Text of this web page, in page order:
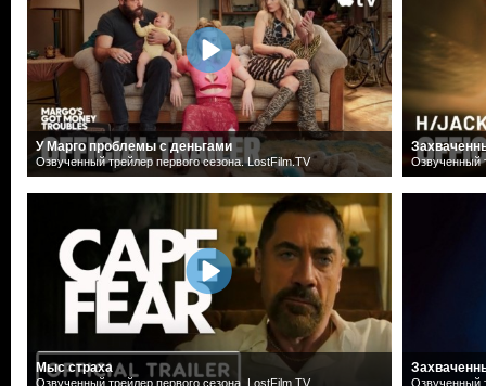
У Марго проблемы с деньгами
Озвученный трейлер первого сезона. LostFilm.TV
Мыс страха
Озвученный трейлер первого сезона. LostFilm.TV
Озвученный
Озвученный